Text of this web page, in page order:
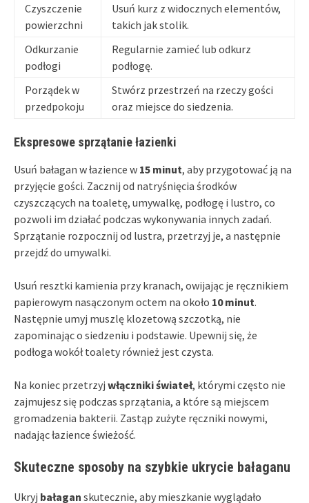
Czyszczenie
powierzchni
Usuń kurz z widocznych elementów,
takich jak stolik.
Odkurzanie
podłogi
Regularnie zamieć lub odkurz
podłogę.
Porządek w
przedpokoju
Stwórz przestrzeń na rzeczy gości
oraz miejsce do siedzenia.
Ekspresowe sprzątanie łazienki
Usuń bałagan w łazience w 15 minut, aby przygotować ją na
przyjęcie gości. Zacznij od natryśnięcia środków
czyszczących na toaletę, umywalkę, podłogę i lustro, co
pozwoli im działać podczas wykonywania innych zadań.
Sprzątanie rozpocznij od lustra, przetrzyj je, a następnie
przejdź do umywalki.
Usuń resztki kamienia przy kranach, owijając je ręcznikiem
papierowym nasączonym octem na około 10 minut.
Następnie umyj muszlę klozetową szczotką, nie
zapominając o siedzeniu i podstawie. Upewnij się, że
podłoga wokół toalety również jest czysta.
Na koniec przetrzyj włączniki świateł, którymi często nie
zajmujesz się podczas sprzątania, a które są miejscem
gromadzenia bakterii. Zastąp zużyte ręczniki nowymi,
nadając łazience świeżość.
Skuteczne sposoby na szybkie ukrycie bałaganu
Ukryj bałagan skutecznie, aby mieszkanie wyglądało